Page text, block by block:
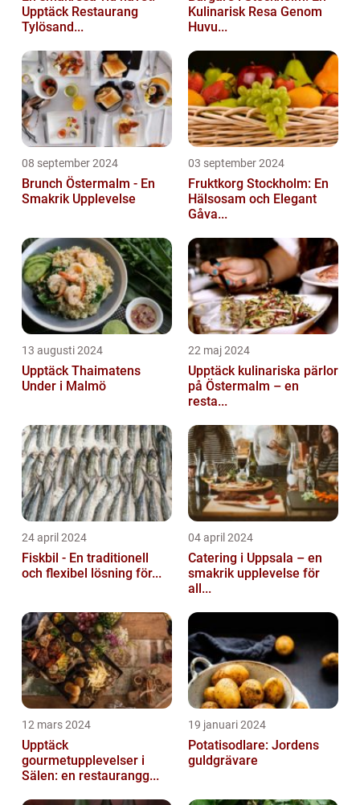
Upptäck Restaurang
Tylösand...
Kulinarisk Resa Genom
Huvu...
08 september 2024
Brunch Östermalm - En
Smakrik Upplevelse
03 september 2024
Fruktkorg Stockholm: En
Hälsosam och Elegant
Gåva...
13 augusti 2024
Upptäck Thaimatens
Under i Malmö
22 maj 2024
Upptäck kulinariska pärlor
på Östermalm – en
resta...
24 april 2024
Fiskbil - En traditionell
och flexibel lösning för...
04 april 2024
Catering i Uppsala – en
smakrik upplevelse för
all...
12 mars 2024
Upptäck
gourmetupplevelser i
Sälen: en restaurangg...
19 januari 2024
Potatisodlare: Jordens
guldgrävare